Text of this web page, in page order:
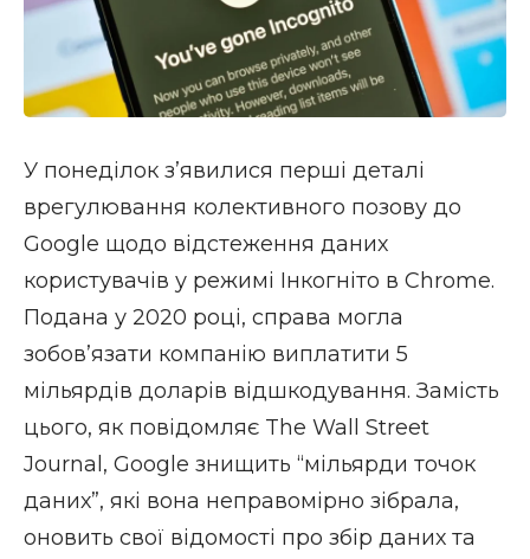
У понеділок з’явилися перші деталі
врегулювання колективного позову до
Google щодо відстеження даних
користувачів у режимі Інкогніто в Chrome.
Подана у 2020 році, справа могла
зобов’язати компанію виплатити 5
мільярдів доларів відшкодування. Замість
цього, як повідомляє The Wall Street
Journal, Google знищить “мільярди точок
даних”, які вона неправомірно зібрала,
оновить свої відомості про збір даних та